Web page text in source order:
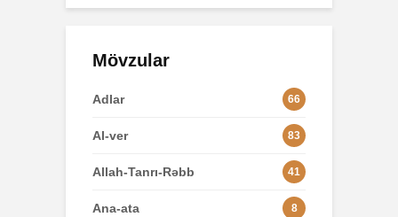
Mövzular
Adlar 66
Al-ver 83
Allah-Tanrı-Rəbb 41
Ana-ata 8